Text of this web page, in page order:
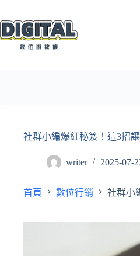
至
主
社群小編爆紅秘笈！這3招
writer 2025-07-
首頁 數位行銷 社群小